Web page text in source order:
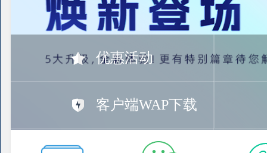
优惠活动
客户端WAP下载